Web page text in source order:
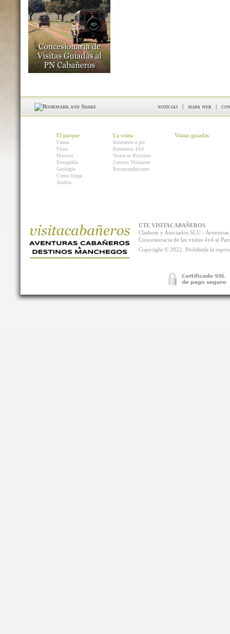
noticias | mapa web |
El parque
Fauna
Flora
Historia
Etnografía
Geología
Como llegar
Audios
La visita
Itinerarios a pie
Itinerarios 4X4
Visita en Bicicleta
Centros Visitantes
Recomendaciones
Visitas guiadas
UTE VISITACABAÑEROS
Cladium y Asociados SLU -
Concesionaria de las visitas 4x4 al
Copyright © 2022. Prohibida la